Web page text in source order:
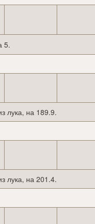
5.
лука, на 189.9.
лука, на 201.4.